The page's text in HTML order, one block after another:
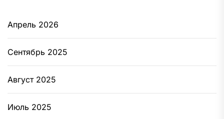
Апрель 2026
Сентябрь 2025
Август 2025
Июль 2025